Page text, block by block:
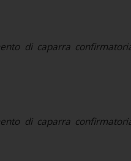
di caparra
di caparra